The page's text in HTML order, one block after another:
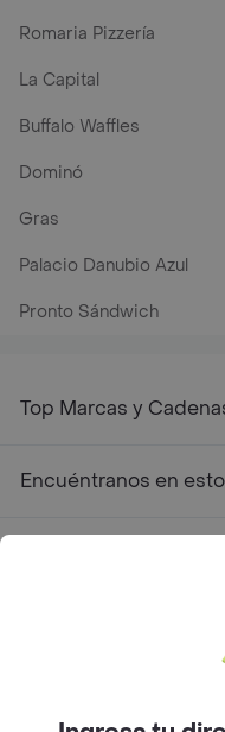
Romaria Pizzería
La Capital
Buffalo Waffles
Dominó
Gras
Palacio Danubio Azul
Pronto Sándwich
Top Marcas y
Encuéntranos en